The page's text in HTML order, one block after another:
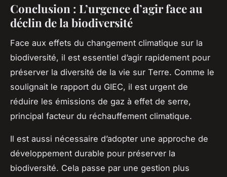
Conclusion : L’urgence d’agir face au
déclin de la biodiversité
Face aux effets du changement climatique sur la
biodiversité, il est essentiel d’agir rapidement pour
préserver la diversité de la vie sur Terre. Comme le
soulignait le rapport du GIEC, il est urgent de
réduire les émissions de gaz à effet de serre,
principal facteur du réchauffement climatique.
Il est aussi nécessaire d’adopter une approche de
développement durable pour préserver la
biodiversité. Cela passe par une gestion plus